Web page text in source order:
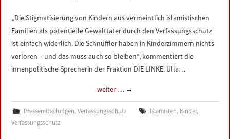
„Die Stigmatisierung von Kindern aus vermeintlich islamistischen
Familien als potentielle Gewalttäter durch den Verfassungsschutz
ist einfach widerlich. Die Schnüffler haben in Kinderzimmern nichts
verloren – und das muss auch so bleiben“, kommentiert die
innenpolitische Sprecherin der Fraktion DIE LINKE. Ulla…
weiter … →
Pressemitteilungen, Verfassungsschutz Islamisten, Kinder,
Verfassungsschutz